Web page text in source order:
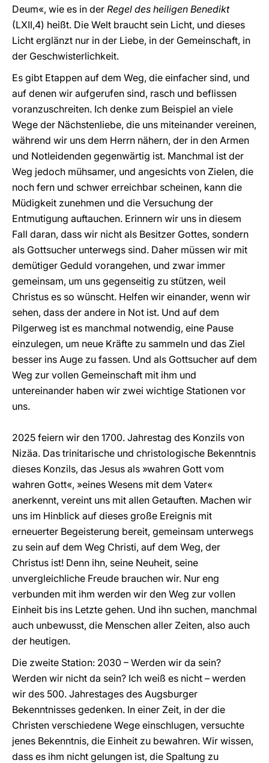
Deum«, wie es in der Regel des heiligen Benedikt
(LXII,4) heißt. Die Welt braucht sein Licht, und dieses
Licht erglänzt nur in der Liebe, in der Gemeinschaft, in
der Geschwisterlichkeit.
Es gibt Etappen auf dem Weg, die einfacher sind, und
auf denen wir aufgerufen sind, rasch und beflissen
voranzuschreiten. Ich denke zum Beispiel an viele
Wege der Nächstenliebe, die uns miteinander vereinen,
während wir uns dem Herrn nähern, der in den Armen
und Notleidenden gegenwärtig ist. Manchmal ist der
Weg jedoch mühsamer, und angesichts von Zielen, die
noch fern und schwer erreichbar scheinen, kann die
Müdigkeit zunehmen und die Versuchung der
Entmutigung auftauchen. Erinnern wir uns in diesem
Fall daran, dass wir nicht als Besitzer Gottes, sondern
als Gottsucher unterwegs sind. Daher müssen wir mit
demütiger Geduld vorangehen, und zwar immer
gemeinsam, um uns gegenseitig zu stützen, weil
Christus es so wünscht. Helfen wir einander, wenn wir
sehen, dass der andere in Not ist. Und auf dem
Pilgerweg ist es manchmal notwendig, eine Pause
einzulegen, um neue Kräfte zu sammeln und das Ziel
besser ins Auge zu fassen. Und als Gottsucher auf dem
Weg zur vollen Gemeinschaft mit ihm und
untereinander haben wir zwei wichtige Stationen vor
uns.
2025 feiern wir den 1700. Jahrestag des Konzils von
Nizäa. Das trinitarische und christologische Bekenntnis
dieses Konzils, das Jesus als »wahren Gott vom
wahren Gott«, »eines Wesens mit dem Vater«
anerkennt, vereint uns mit allen Getauften. Machen wir
uns im Hinblick auf dieses große Ereignis mit
erneuerter Begeisterung bereit, gemeinsam unterwegs
zu sein auf dem Weg Christi, auf dem Weg, der
Christus ist! Denn ihn, seine Neuheit, seine
unvergleichliche Freude brauchen wir. Nur eng
verbunden mit ihm werden wir den Weg zur vollen
Einheit bis ins Letzte gehen. Und ihn suchen, manchmal
auch unbewusst, die Menschen aller Zeiten, also auch
der heutigen.
Die zweite Station: 2030 – Werden wir da sein?
Werden wir nicht da sein? Ich weiß es nicht – werden
wir des 500. Jahrestages des Augsburger
Bekenntnisses gedenken. In einer Zeit, in der die
Christen verschiedene Wege einschlugen, versuchte
jenes Bekenntnis, die Einheit zu bewahren. Wir wissen,
dass es ihm nicht gelungen ist, die Spaltung zu